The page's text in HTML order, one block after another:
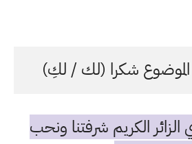
الموضوع شكرا (لك / لكِ)
الكريم شرفتنا ونحب